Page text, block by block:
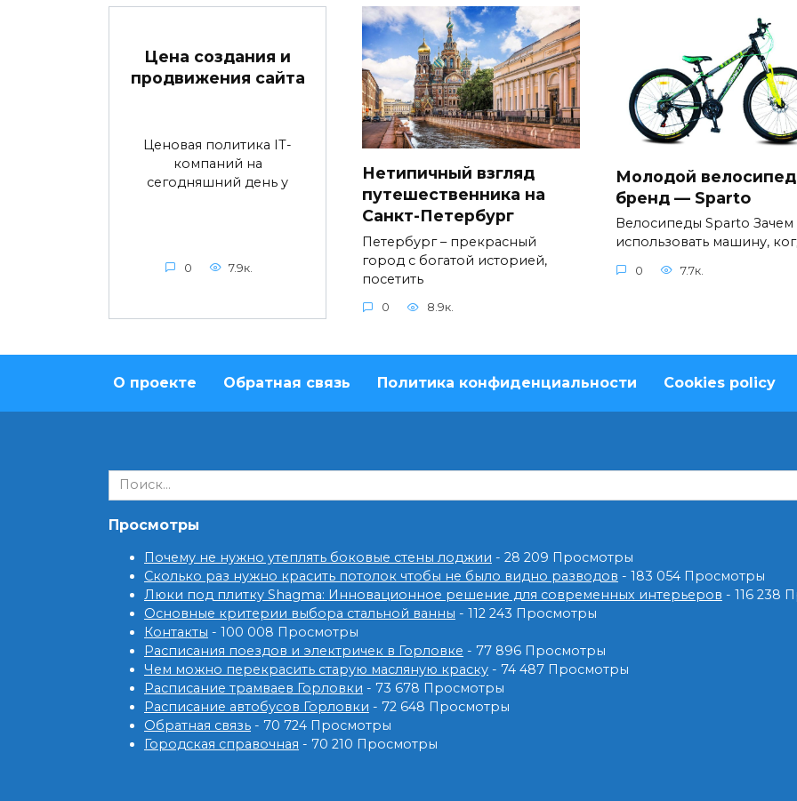
Цена создания и
продвижения сайта
Ценовая политика IT-
компаний на
сегодняшний день у
0 7.9к.
Нетипичный взгляд
путешественника на
Санкт-Петербург
Петербург – прекрасный
город с богатой историей,
посетить
0 8.9к.
Молодой
бренд — Sparto
Велосипеды Sparto Зачем
использовать машину,
0 7.7к.
О проекте Обратная связь Политика конфиденциальности Cookies policy
Search
for:
Просмотры
Почему не нужно утеплять боковые стены лоджии - 28 209 Просмотры
Сколько раз нужно красить потолок чтобы не было видно разводов - 183 054 Просмотры
Люки под плитку Shagma: Инновационное решение для современных интерьеров - 116 238
Основные критерии выбора стальной ванны - 112 243 Просмотры
Контакты - 100 008 Просмотры
Расписания поездов и электричек в Горловке - 77 896 Просмотры
Чем можно перекрасить старую масляную краску - 74 487 Просмотры
Расписание трамваев Горловки - 73 678 Просмотры
Расписание автобусов Горловки - 72 648 Просмотры
Обратная связь - 70 724 Просмотры
Городская справочная - 70 210 Просмотры